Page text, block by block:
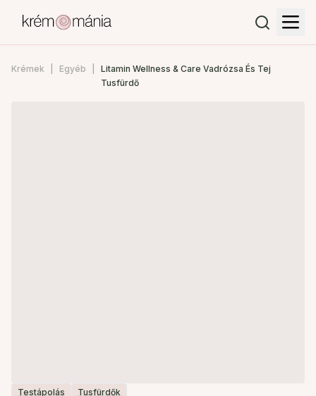
Krémek Egyéb
Litamin Wellness & Care Vadrózsa És Tej
Tusfürdő
Testápolás
Tusfürdők